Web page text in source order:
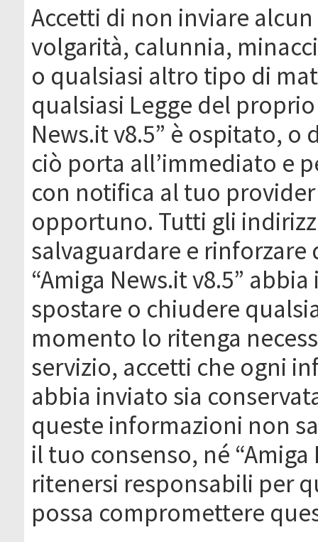
Accetti di non inviare
volgarità, calunnia,
o qualsiasi altro tipo di
qualsiasi Legge del
News.it v8.5” è ospitato, o
ciò porta all’immediato e
con notifica al tuo
opportuno. Tutti gli
salvaguardare e
“Amiga News.it v8.5”
spostare o chiudere
momento lo ritenga
servizio, accetti che ogni
abbia inviato sia
queste informazioni non
il tuo consenso, né
ritenersi responsabili per
possa compromettere